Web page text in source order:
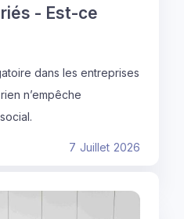
- Est-ce
dans les entreprises
n’empêche
7 Juillet 2026